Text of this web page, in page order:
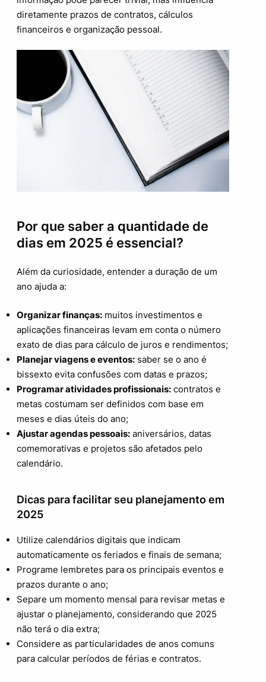
diretamente prazos de contratos, cálculos
financeiros e organização pessoal.
Por que saber a quantidade de
dias em 2025 é essencial?
Além da curiosidade, entender a duração de um
ano ajuda a:
Organizar finanças: muitos investimentos e
aplicações financeiras levam em conta o número
exato de dias para cálculo de juros e rendimentos;
Planejar viagens e eventos: saber se o ano é
bissexto evita confusões com datas e prazos;
Programar atividades profissionais: contratos e
metas costumam ser definidos com base em
meses e dias úteis do ano;
Ajustar agendas pessoais: aniversários, datas
comemorativas e projetos são afetados pelo
calendário.
Dicas para facilitar seu planejamento em
2025
Utilize calendários digitais que indicam
automaticamente os feriados e finais de semana;
Programe lembretes para os principais eventos e
prazos durante o ano;
Separe um momento mensal para revisar metas e
ajustar o planejamento, considerando que 2025
não terá o dia extra;
Considere as particularidades de anos comuns
para calcular períodos de férias e contratos.